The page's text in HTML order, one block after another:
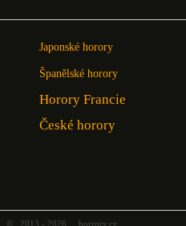
Japonské horory
Španělské horory
Horory Francie
České horory
© 2013 - 2026 horrory.cz